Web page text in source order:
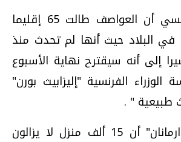
وأكد الوزير الفرنسي أن العواصف طالت 65 إقليما
البلاد حيث أنها لم تحدث منذ
إلى أنه سيقترح نهاية الأسبوع
الوزراء الفرنسية "إليزابيث بورن"
طبيعية " .
وأضاف الوزير "دارمانان" أن 15 ألف منزل لا يزالون